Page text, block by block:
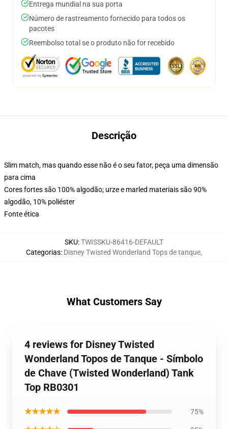
Entrega mundial na sua porta
Número de rastreamento fornecido para todos os
pacotes
Reembolso total se o produto não for recebido
Descrição
Slim match, mas quando esse não é o seu fator, peça uma dimensão
para cima
Cores fortes são 100% algodão; urze e marled materiais são 90%
algodão, 10% poliéster
Fonte ética
SKU:TWISSKU-86416-DEFAULT
Categorias: Disney Twisted Wonderland Tops de tanque,
What Customers Say
4 reviews for Disney Twisted
Wonderland Topos de Tanque - Símbolo
de Chave (Twisted Wonderland) Tank
Top RB0301
★★★★★ 75%